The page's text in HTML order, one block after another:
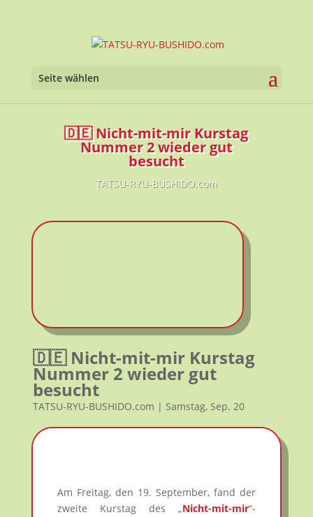
Seite wählen
🇩🇪 Nicht-mit-mir Kurstag
Nummer 2 wieder gut
besucht
TATSU-RYU-BUSHIDO.com
🇩🇪 Nicht-mit-mir Kurstag
Nummer 2 wieder gut
besucht
TATSU-RYU-BUSHIDO.com | Samstag, Sep. 20
Am Freitag, den 19. September, fand der
zweite Kurstag des „Nicht-mit-mir“-